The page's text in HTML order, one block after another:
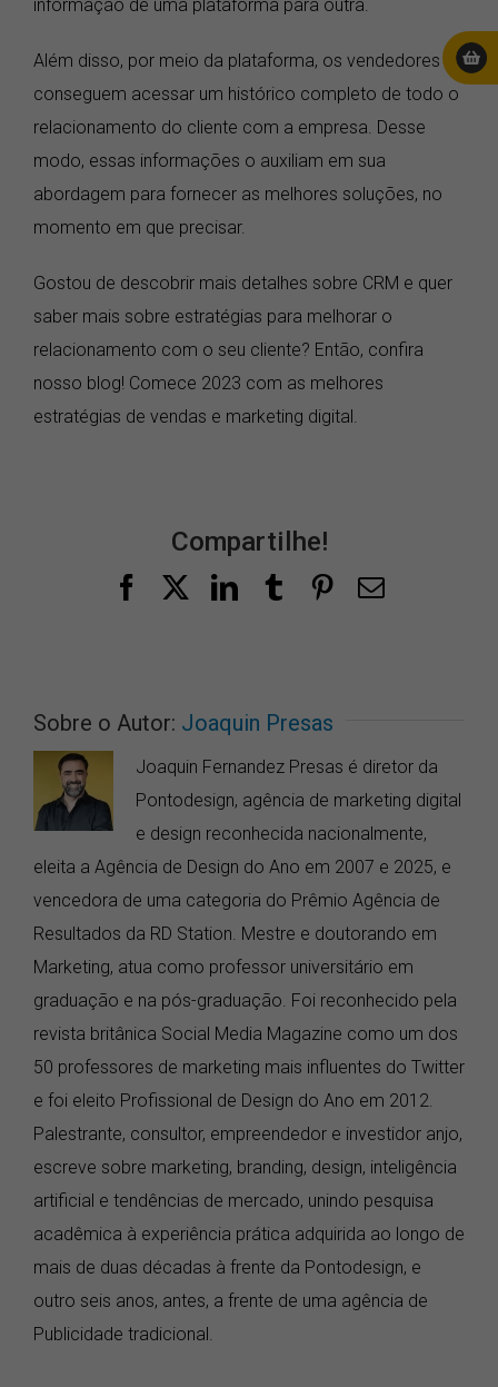
informação de uma plataforma para outra.
Além disso, por meio da plataforma, os vendedores
conseguem acessar um histórico completo de todo o
relacionamento do cliente com a empresa. Desse
modo, essas informações o auxiliam em sua
abordagem para fornecer as melhores soluções, no
momento em que precisar.
Gostou de descobrir mais detalhes sobre CRM e quer
saber mais sobre estratégias para melhorar o
relacionamento com o seu cliente? Então, confira
nosso blog! Comece 2023 com as melhores
estratégias de vendas e marketing digital.
Compartilhe!
FacebookLinkedInTumblrPinterest
E-
Sobre o Autor: Joaquin Presas
Joaquin Fernandez Presas é diretor da
Pontodesign, agência de marketing digital
e design reconhecida nacionalmente,
eleita a Agência de Design do Ano em 2007 e 2025, e
vencedora de uma categoria do Prêmio Agência de
Resultados da RD Station. Mestre e doutorando em
Marketing, atua como professor universitário em
graduação e na pós-graduação. Foi reconhecido pela
revista britânica Social Media Magazine como um dos
50 professores de marketing mais influentes do Twitter
e foi eleito Profissional de Design do Ano em 2012.
Palestrante, consultor, empreendedor e investidor anjo,
escreve sobre marketing, branding, design, inteligência
artificial e tendências de mercado, unindo pesquisa
acadêmica à experiência prática adquirida ao longo de
mais de duas décadas à frente da Pontodesign, e
outro seis anos, antes, a frente de uma agência de
Publicidade tradicional.